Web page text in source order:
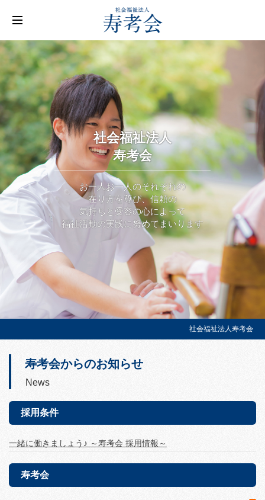
社会福祉法人
寿考会
お一人お一人のそれぞれの
在り方を尊び、信頼の
気持ちと受容の心によって
福祉活動の実践に努めてまいります
社会福祉法人寿考会
寿考会からのお知らせ
News
採用条件
一緒に働きましょう♪ ～寿考会 採用情報～
寿考会